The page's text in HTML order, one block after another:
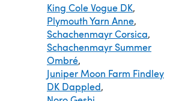
King Cole Vogue DK,
Plymouth Yarn Anne,
Schachenmayr Corsica,
Schachenmayr Summer
Ombré,
Juniper Moon Farm Findley
DK Dappled,